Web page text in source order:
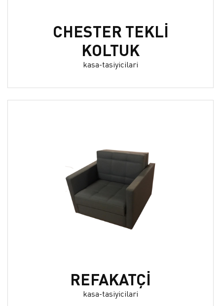
CHESTER TEKLİ
KOLTUK
kasa-tasiyicilari
REFAKATÇİ
kasa-tasiyicilari